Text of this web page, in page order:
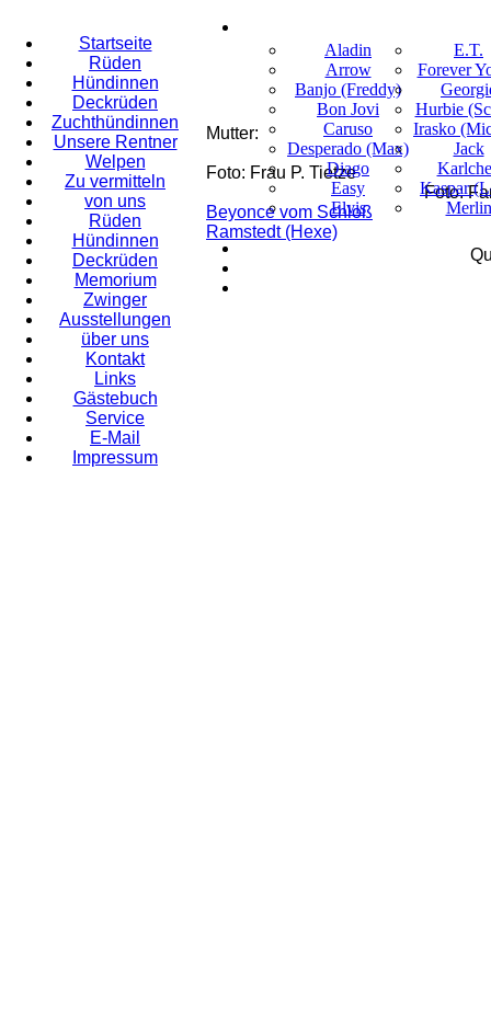
Startseite
Rüden
Hündinnen
Deckrüden
Zuchthündinnen
Unsere Rentner
Welpen
Zu vermitteln
von uns
Rüden
Hündinnen
Deckrüden
Memorium
Zwinger
Ausstellungen
über uns
Kontakt
Links
Gästebuch
Service
E-Mail
Impressum
Aladin
Arrow
Banjo (Freddy)
Bon Jovi
Caruso
Desperado (Max)
Diago
Easy
Elvis
E.T.
Forever
Hurbie
Irasko
Jack
Kaspar
Merlin
Mutter:
Foto: Frau P. Tietze
Beyonce vom Schloß
Ramstedt (Hexe)
Foto: